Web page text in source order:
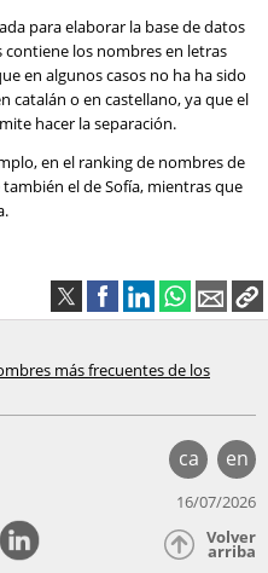
para elaborar la base de datos
los nombres en letras
en algunos casos no ha ha sido
catalán o en castellano, ya que el
hacer la separación.
en el ranking de nombres de
el de Sofía, mientras que
más frecuentes de los
ca en
16/07/2026
Volver
arriba